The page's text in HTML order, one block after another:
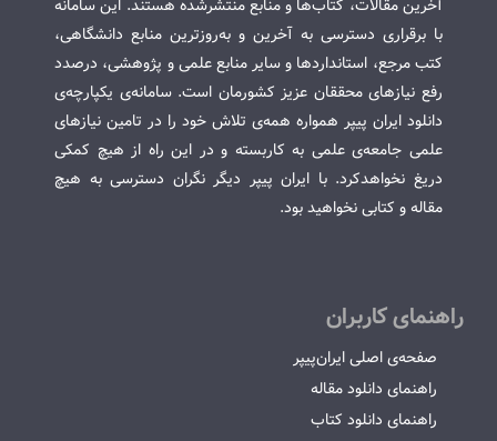
آخرین مقالات، کتاب‌ها و منابع منتشرشده هستند. این سامانه
با برقراری دسترسی به آخرین و به‌روزترین منابع دانشگاهی،
کتب مرجع، استانداردها و سایر منابع علمی و پژوهشی، درصدد
رفع نیازهای محققان عزیز کشورمان است. سامانه‌ی یکپارچه‌ی
دانلود ایران پیپر همواره همه‌ی تلاش خود را در تامین نیازهای
علمی جامعه‌ی علمی به کاربسته و در این راه از هیچ کمکی
دریغ نخواهدکرد. با ایران پیپر دیگر نگران دسترسی به هیچ
مقاله و کتابی نخواهید بود.
راهنمای کاربران
صفحه‌ی اصلی ایران‌پیپر
راهنمای دانلود مقاله
راهنمای دانلود کتاب